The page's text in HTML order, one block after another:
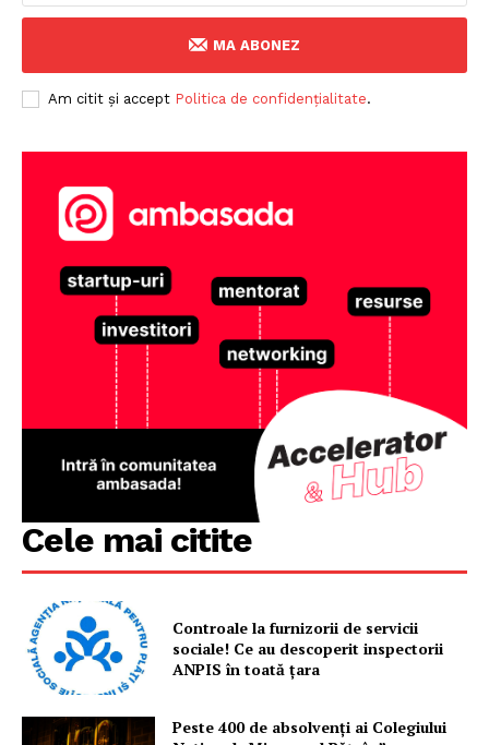
MA ABONEZ
Am citit și accept Politica de confidențialitate.
Cele mai citite
Controale la furnizorii de servicii
sociale! Ce au descoperit inspectorii
ANPIS în toată țara
Peste 400 de absolvenți ai Colegiului